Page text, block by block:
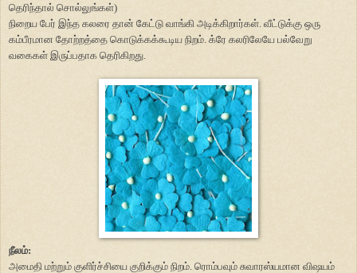
தெரிந்தால் சொல்லுங்கள்)
நிறைய பேர் இந்த கலரை தான் கேட்டு வாங்கி அடிக்கிறார்கள். வீட்டுக்கு ஒரு
கம்பீரமான தோற்றத்தை கொடுக்கக்கூடிய நிறம். க்ரே கலரிலேயே பல்வேறு
வகைகள் இருப்பதாக தெரிகிறது.
நீலம்:
அமைதி மற்றும் குளிர்ச்சியை குறிக்கும் நிறம். ரொம்பவும் சுவாரஸ்யமான விஷயம்